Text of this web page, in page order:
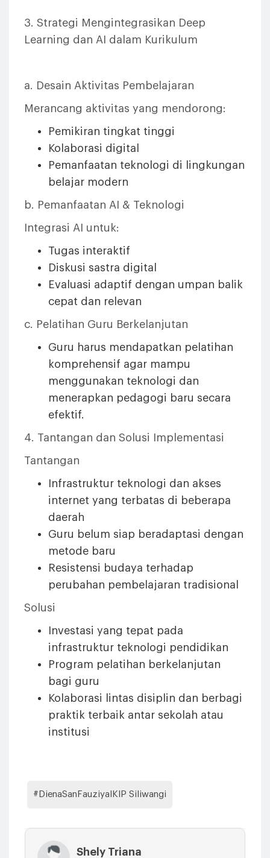
3. Strategi Mengintegrasikan Deep
Learning dan AI dalam Kurikulum
a. Desain Aktivitas Pembelajaran
Merancang aktivitas yang mendorong:
Pemikiran tingkat tinggi
Kolaborasi digital
Pemanfaatan teknologi di lingkungan
belajar modern
b. Pemanfaatan AI & Teknologi
Integrasi AI untuk:
Tugas interaktif
Diskusi sastra digital
Evaluasi adaptif dengan umpan balik
cepat dan relevan
c. Pelatihan Guru Berkelanjutan
Guru harus mendapatkan pelatihan
komprehensif agar mampu
menggunakan teknologi dan
menerapkan pedagogi baru secara
efektif.
4. Tantangan dan Solusi Implementasi
Tantangan
Infrastruktur teknologi dan akses
internet yang terbatas di beberapa
daerah
Guru belum siap beradaptasi dengan
metode baru
Resistensi budaya terhadap
perubahan pembelajaran tradisional
Solusi
Investasi yang tepat pada
infrastruktur teknologi pendidikan
Program pelatihan berkelanjutan
bagi guru
Kolaborasi lintas disiplin dan berbagi
praktik terbaik antar sekolah atau
institusi
#DienaSanFauziyaIKIP Siliwangi
Shely Triana